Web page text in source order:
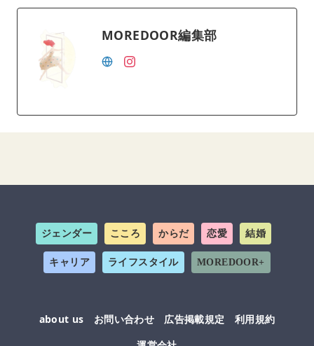
MOREDOOR編集部
ジェンダー こころ からだ 恋愛 結婚
キャリア ライフスタイル MOREDOOR+
about us お問い合わせ 広告掲載規定
利用規約